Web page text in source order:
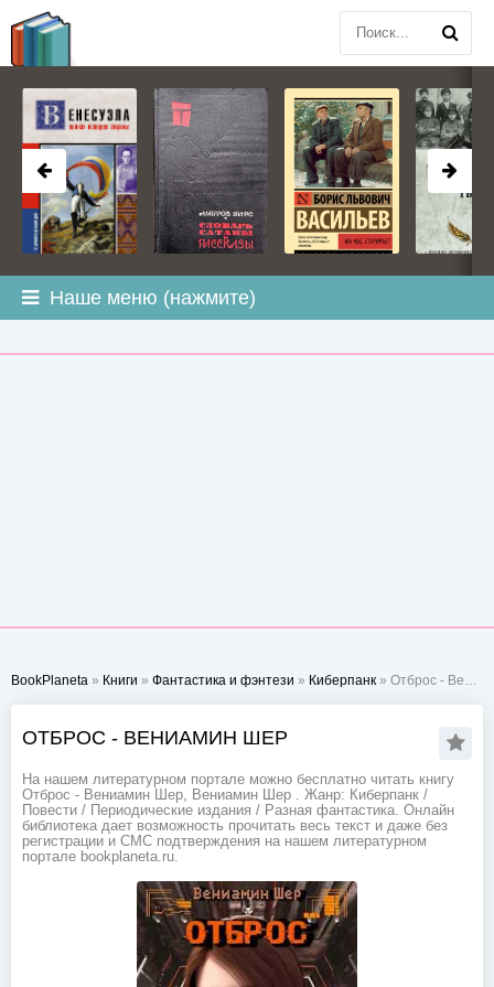
Наше меню (нажмите)
BookPlaneta » Книги » Фантастика и фэнтези » Киберпанк » Отброс - Вениамин Шер
ОТБРОС - ВЕНИАМИН ШЕР
На нашем литературном портале можно бесплатно читать книгу
Отброс - Вениамин Шер, Вениамин Шер . Жанр: Киберпанк /
Повести / Периодические издания / Разная фантастика. Онлайн
библиотека дает возможность прочитать весь текст и даже без
регистрации и СМС подтверждения на нашем литературном
портале bookplaneta.ru.
BOOKPLANETA.COM